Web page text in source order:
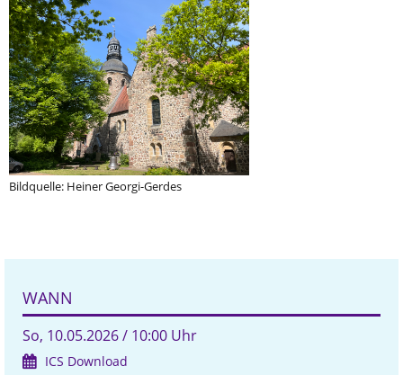
Bildquelle: Heiner Georgi-Gerdes
WANN
So, 10.05.2026 / 10:00 Uhr
ICS Download